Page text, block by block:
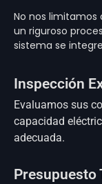
No nos limitamos
un riguroso
sistema se
Inspección
Evaluamos sus
capacidad
adecuada.
Presupuesto